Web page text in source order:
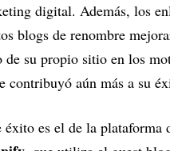
digital. Además, los
blogs de renombre
de su propio sitio en los
contribuyó aún más a su
es el de la plataforma